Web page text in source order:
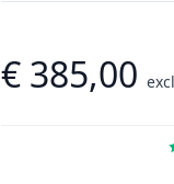
€ 385,00